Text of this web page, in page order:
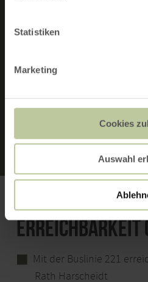
Statistiken
Marketing
Cookies
Auswahl
ERREICHBARKEIT
Mit der Buslinie 221
Rath Harscheidt